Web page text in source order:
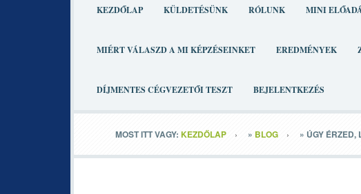
KEZDŐLAP KÜLDETÉSÜNK RÓLUNK MINI
MIÉRT VÁLASZD A MI KÉPZÉSEINKET EREDMÉNYEK
DÍJMENTES CÉGVEZETŐI TESZT BEJELENTKEZÉS
MOST ITT VAGY: KEZDŐLAP » BLOG » ÚGY ÉRZED,